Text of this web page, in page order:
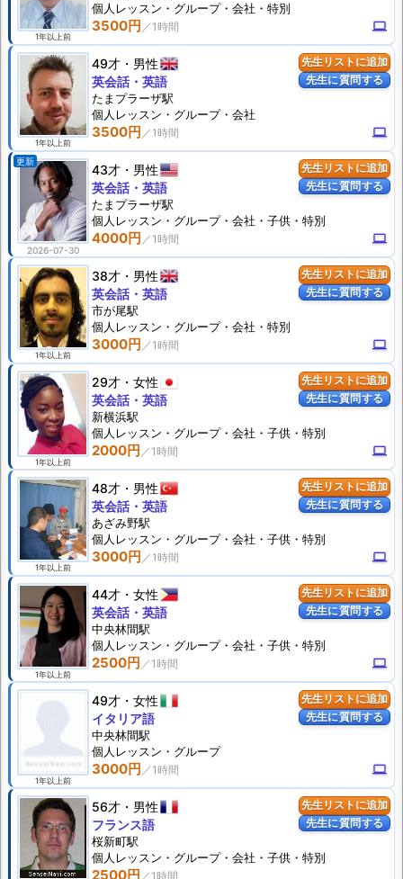
1年以上前
3500円 computer
個人 レッスン ・グループ・会社・特別
先生リストに追加
先生に質問する
1年以上前
49才 男性
3500円 computer
英会話・英語
たまプラーザ駅
個人 レッスン ・グループ・会社
先生リストに追加
先生に質問する
更新
2026-07-30
43才 男性
4000円 computer
英会話・英語
たまプラーザ駅
個人 レッスン ・グループ・会社・子供・特別
先生リストに追加
先生に質問する
1年以上前
38才 男性
3000円 computer
英会話・英語
市が尾駅
個人 レッスン ・グループ・会社・特別
先生リストに追加
先生に質問する
1年以上前
29才 女性
2000円 computer
英会話・英語
新横浜駅
個人 レッスン ・グループ・会社・子供・特別
先生リストに追加
先生に質問する
1年以上前
48才 男性
3000円 computer
英会話・英語
あざみ野駅
個人 レッスン ・グループ・会社・子供・特別
先生リストに追加
先生に質問する
1年以上前
44才 女性
2500円 computer
英会話・英語
中央林間駅
個人 レッスン ・グループ・会社・子供・特別
先生リストに追加
先生に質問する
1年以上前
49才 女性
3000円 computer
イタリア語
中央林間駅
個人 レッスン ・グループ
先生リストに追加
先生に質問する
56才 男性
2500円
フランス語
桜新町駅
個人 レッスン ・グループ・会社・子供・特別